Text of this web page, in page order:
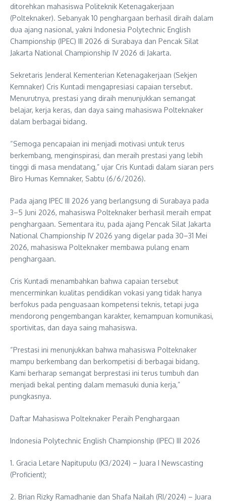
ditorehkan mahasiswa Politeknik Ketenagakerjaan
(Polteknaker). Sebanyak 10 penghargaan berhasil diraih dalam
dua ajang nasional, yakni Indonesia Polytechnic English
Championship (IPEC) III 2026 di Surabaya dan Pencak Silat
Jakarta National Championship IV 2026 di Jakarta.
Sekretaris Jenderal Kementerian Ketenagakerjaan (Sekjen
Kemnaker) Cris Kuntadi mengapresiasi capaian tersebut.
Menurutnya, prestasi yang diraih menunjukkan semangat
belajar, kerja keras, dan daya saing mahasiswa Polteknaker
dalam berbagai bidang.
“Semoga pencapaian ini menjadi motivasi untuk terus
berkembang, menginspirasi, dan meraih prestasi yang lebih
tinggi di masa mendatang,” ujar Cris Kuntadi dalam siaran pers
Biro Humas Kemnaker, Sabtu (6/6/2026).
Pada ajang IPEC III 2026 yang berlangsung di Surabaya pada
3–5 Juni 2026, mahasiswa Polteknaker berhasil meraih empat
penghargaan. Sementara itu, pada ajang Pencak Silat Jakarta
National Championship IV 2026 yang digelar pada 30–31 Mei
2026, mahasiswa Polteknaker membawa pulang enam
penghargaan.
Cris Kuntadi menambahkan bahwa capaian tersebut
mencerminkan kualitas pendidikan vokasi yang tidak hanya
berfokus pada penguasaan kompetensi teknis, tetapi juga
mendorong pengembangan karakter, kemampuan komunikasi,
sportivitas, dan daya saing mahasiswa.
“Prestasi ini menunjukkan bahwa mahasiswa Polteknaker
mampu berkembang dan berkompetisi di berbagai bidang.
Kami berharap semangat berprestasi ini terus tumbuh dan
menjadi bekal penting dalam memasuki dunia kerja,”
pungkasnya.
Daftar Mahasiswa Polteknaker Peraih Penghargaan
Indonesia Polytechnic English Championship (IPEC) III 2026
1. Gracia Letare Napitupulu (K3/2024) – Juara I Newscasting
(Proficient);
2. Brian Rizky Ramadhanie dan Shafa Nailah (RI/2024) – Juara